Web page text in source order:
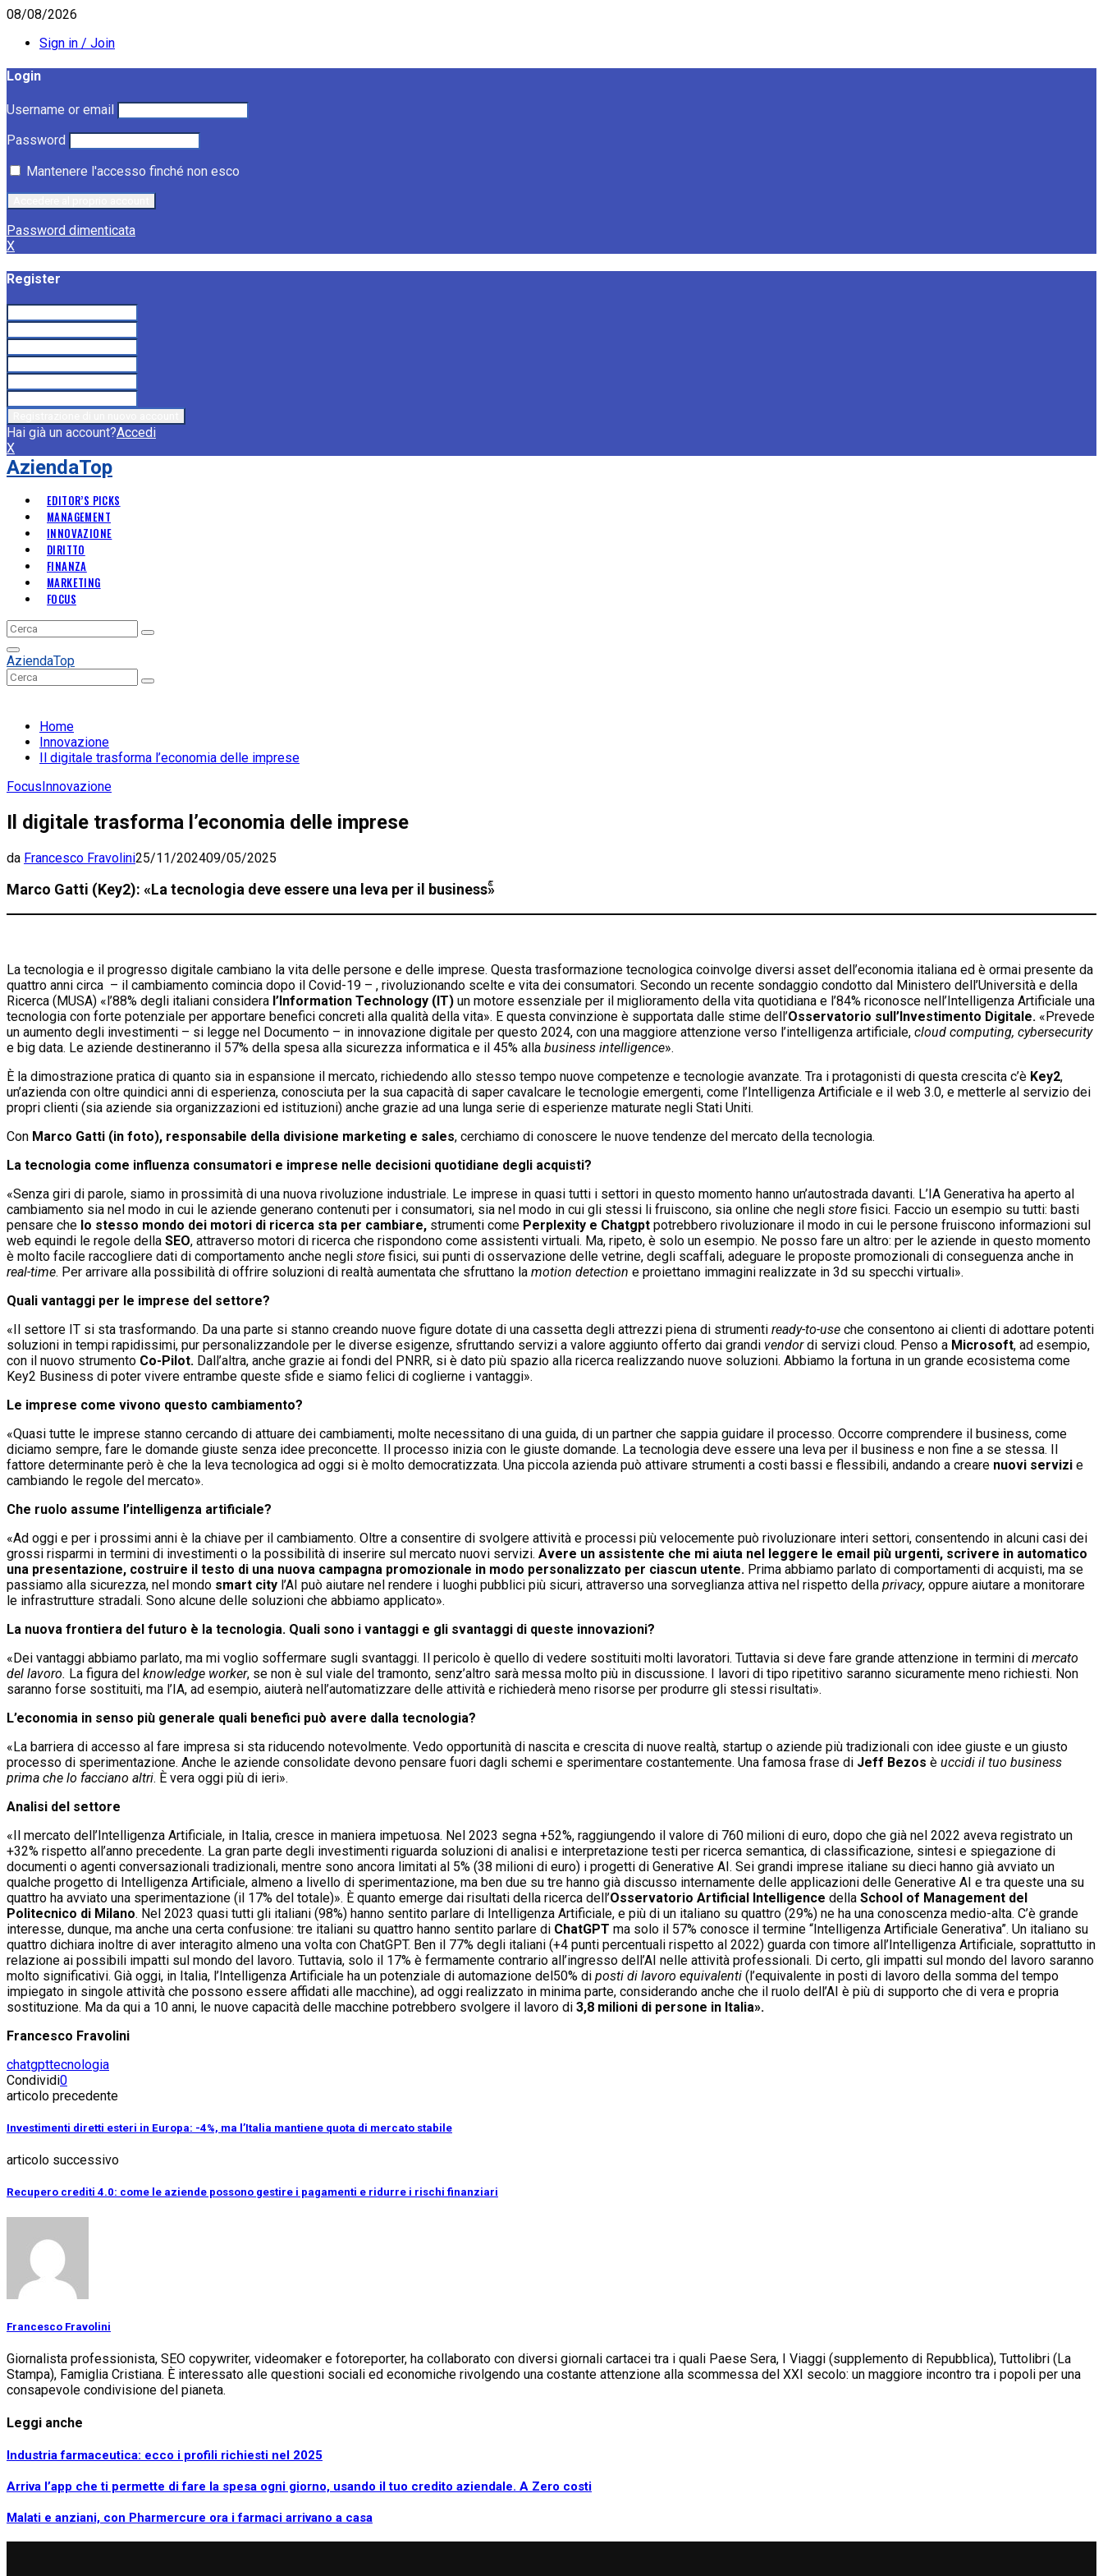
08/08/2026
Sign in / Join
Login
Username or email
Password
Mantenere l'accesso finché non esco
Password dimenticata
X
Register
Hai già un account?Accedi
X
AziendaTop
EDITOR’S PICKS
MANAGEMENT
INNOVAZIONE
DIRITTO
FINANZA
MARKETING
FOCUS
Search
for:
Search
Primary
Menu
AziendaTop
Search
for:
Search
Home
Innovazione
Il digitale trasforma l’economia delle imprese
FocusInnovazione
Il digitale trasforma l’economia delle imprese
da Francesco Fravolini25/11/202409/05/2025
Marco Gatti (Key2): «La tecnologia deve essere una leva per il businessۚ»
La tecnologia e il progresso digitale cambiano la vita delle persone e delle imprese. Questa trasformazione tecnologica coinvolge diversi asset dell’economia italiana ed è ormai presente da
quattro anni circa – il cambiamento comincia dopo il Covid-19 – , rivoluzionando scelte e vita dei consumatori. Secondo un recente sondaggio condotto dal Ministero dell’Università e della
Ricerca (MUSA) «l’88% degli italiani considera l’Information Technology (IT) un motore essenziale per il miglioramento della vita quotidiana e l’84% riconosce nell’Intelligenza Artificiale una
tecnologia con forte potenziale per apportare benefici concreti alla qualità della vita». E questa convinzione è supportata dalle stime dell’Osservatorio sull’Investimento Digitale. «Prevede
un aumento degli investimenti – si legge nel Documento – in innovazione digitale per questo 2024, con una maggiore attenzione verso l’intelligenza artificiale, cloud computing, cybersecurity
e big data. Le aziende destineranno il 57% della spesa alla sicurezza informatica e il 45% alla business intelligence».
È la dimostrazione pratica di quanto sia in espansione il mercato, richiedendo allo stesso tempo nuove competenze e tecnologie avanzate. Tra i protagonisti di questa crescita c’è Key2,
un’azienda con oltre quindici anni di esperienza, conosciuta per la sua capacità di saper cavalcare le tecnologie emergenti, come l’Intelligenza Artificiale e il web 3.0, e metterle al servizio dei
propri clienti (sia aziende sia organizzazioni ed istituzioni) anche grazie ad una lunga serie di esperienze maturate negli Stati Uniti.
Con Marco Gatti (in foto), responsabile della divisione marketing e sales, cerchiamo di conoscere le nuove tendenze del mercato della tecnologia.
La tecnologia come influenza consumatori e imprese nelle decisioni quotidiane degli acquisti?
«Senza giri di parole, siamo in prossimità di una nuova rivoluzione industriale. Le imprese in quasi tutti i settori in questo momento hanno un’autostrada davanti. L’IA Generativa ha aperto al
cambiamento sia nel modo in cui le aziende generano contenuti per i consumatori, sia nel modo in cui gli stessi li fruiscono, sia online che negli store fisici. Faccio un esempio su tutti: basti
pensare che lo stesso mondo dei motori di ricerca sta per cambiare, strumenti come Perplexity e Chatgpt potrebbero rivoluzionare il modo in cui le persone fruiscono informazioni sul
web equindi le regole della SEO, attraverso motori di ricerca che rispondono come assistenti virtuali. Ma, ripeto, è solo un esempio. Ne posso fare un altro: per le aziende in questo momento
è molto facile raccogliere dati di comportamento anche negli store fisici, sui punti di osservazione delle vetrine, degli scaffali, adeguare le proposte promozionali di conseguenza anche in
real-time. Per arrivare alla possibilità di offrire soluzioni di realtà aumentata che sfruttano la motion detection e proiettano immagini realizzate in 3d su specchi virtuali».
Quali vantaggi per le imprese del settore?
«Il settore IT si sta trasformando. Da una parte si stanno creando nuove figure dotate di una cassetta degli attrezzi piena di strumenti ready-to-use che consentono ai clienti di adottare potenti
soluzioni in tempi rapidissimi, pur personalizzandole per le diverse esigenze, sfruttando servizi a valore aggiunto offerto dai grandi vendordi servizi cloud. Penso a Microsoft, ad esempio,
con il nuovo strumento Co-Pilot. Dall’altra, anche grazie ai fondi del PNRR, si è dato più spazio alla ricerca realizzando nuove soluzioni. Abbiamo la fortuna in un grande ecosistema come
Key2 Business di poter vivere entrambe queste sfide e siamo felici di coglierne i vantaggi».
Le imprese come vivono questo cambiamento?
«Quasi tutte le imprese stanno cercando di attuare dei cambiamenti, molte necessitano di una guida, di un partner che sappia guidare il processo. Occorre comprendere il business, come
diciamo sempre, fare le domande giuste senza idee preconcette. Il processo inizia con le giuste domande. La tecnologia deve essere una leva per il business e non fine a se stessa. Il
fattore determinante però è che la leva tecnologica ad oggi si è molto democratizzata. Una piccola azienda può attivare strumenti a costi bassi e flessibili, andando a creare nuovi servizi e
cambiando le regole del mercato».
Che ruolo assume l’intelligenza artificiale?
«Ad oggi e per i prossimi anni è la chiave per il cambiamento. Oltre a consentire di svolgere attività e processi più velocemente può rivoluzionare interi settori, consentendo in alcuni casi dei
grossi risparmi in termini di investimenti o la possibilità di inserire sul mercato nuovi servizi. Avere un assistente che mi aiuta nel leggere le email più urgenti, scrivere in automatico
una presentazione, costruire il testo di una nuova campagna promozionale in modo personalizzato per ciascun utente. Prima abbiamo parlato di comportamenti di acquisti, ma se
passiamo alla sicurezza, nel mondo smart city l’AI può aiutare nel rendere i luoghi pubblici più sicuri, attraverso una sorveglianza attiva nel rispetto della privacy, oppure aiutare a monitorare
le infrastrutture stradali. Sono alcune delle soluzioni che abbiamo applicato».
La nuova frontiera del futuro è la tecnologia. Quali sono i vantaggi e gli svantaggi di queste innovazioni?
«Dei vantaggi abbiamo parlato, ma mi voglio soffermare sugli svantaggi. Il pericolo è quello di vedere sostituiti molti lavoratori. Tuttavia si deve fare grande attenzione in termini di mercato
del lavoro. La figura del knowledge worker, se non è sul viale del tramonto, senz’altro sarà messa molto più in discussione. I lavori di tipo ripetitivo saranno sicuramente meno richiesti. Non
saranno forse sostituiti, ma l’IA, ad esempio, aiuterà nell’automatizzare delle attività e richiederà meno risorse per produrre gli stessi risultati».
L’economia in senso più generale quali benefici può avere dalla tecnologia?
«La barriera di accesso al fare impresa si sta riducendo notevolmente. Vedo opportunità di nascita e crescita di nuove realtà, startup o aziende più tradizionali con idee giuste e un giusto
processo di sperimentazione. Anche le aziende consolidate devono pensare fuori dagli schemi e sperimentare costantemente. Una famosa frase di Jeff Bezos è uccidi il tuo business
prima che lo facciano altri. È vera oggi più di ieri».
Analisi del settore
«Il mercato dell’Intelligenza Artificiale, in Italia, cresce in maniera impetuosa. Nel 2023 segna +52%, raggiungendo il valore di 760 milioni di euro, dopo che già nel 2022 aveva registrato un
+32% rispetto all’anno precedente. La gran parte degli investimenti riguarda soluzioni di analisi e interpretazione testi per ricerca semantica, di classificazione, sintesi e spiegazione di
documenti o agenti conversazionali tradizionali, mentre sono ancora limitati al 5% (38 milioni di euro) i progetti di Generative AI. Sei grandi imprese italiane su dieci hanno già avviato un
qualche progetto di Intelligenza Artificiale, almeno a livello di sperimentazione, ma ben due su tre hanno già discusso internamente delle applicazioni delle Generative AI e tra queste una su
quattro ha avviato una sperimentazione (il 17% del totale)». È quanto emerge dai risultati della ricerca dell’Osservatorio Artificial Intelligence della School of Management del
Politecnico di Milano. Nel 2023 quasi tutti gli italiani (98%) hanno sentito parlare di Intelligenza Artificiale, e più di un italiano su quattro (29%) ne ha una conoscenza medio-alta. C’è grande
interesse, dunque, ma anche una certa confusione: tre italiani su quattro hanno sentito parlare di ChatGPT ma solo il 57% conosce il termine “Intelligenza Artificiale Generativa”. Un italiano su
quattro dichiara inoltre di aver interagito almeno una volta con ChatGPT. Ben il 77% degli italiani (+4 punti percentuali rispetto al 2022) guarda con timore all’Intelligenza Artificiale, soprattutto in
relazione ai possibili impatti sul mondo del lavoro. Tuttavia, solo il 17% è fermamente contrario all’ingresso dell’AI nelle attività professionali. Di certo, gli impatti sul mondo del lavoro saranno
molto significativi. Già oggi, in Italia, l’Intelligenza Artificiale ha un potenziale di automazione del50% di posti di lavoro equivalenti (l’equivalente in posti di lavoro della somma del tempo
impiegato in singole attività che possono essere affidati alle macchine), ad oggi realizzato in minima parte, considerando anche che il ruolo dell’AI è più di supporto che di vera e propria
sostituzione. Ma da qui a 10 anni, le nuove capacità delle macchine potrebbero svolgere il lavoro di 3,8 milioni di persone in Italia».
Francesco Fravolini
chatgpttecnologia
Condividi0
articolo precedente
Investimenti diretti esteri in Europa: -4%, ma l’Italia mantiene quota di mercato stabile
articolo successivo
Recupero crediti 4.0: come le aziende possono gestire i pagamenti e ridurre i rischi finanziari
Francesco Fravolini
Giornalista professionista, SEO copywriter, videomaker e fotoreporter, ha collaborato con diversi giornali cartacei tra i quali Paese Sera, I Viaggi (supplemento di Repubblica), Tuttolibri (La
Stampa), Famiglia Cristiana. È interessato alle questioni sociali ed economiche rivolgendo una costante attenzione alla scommessa del XXI secolo: un maggiore incontro tra i popoli per una
consapevole condivisione del pianeta.
Leggi anche
Industria farmaceutica: ecco i profili richiesti nel 2025
Arriva l’app che ti permette di fare la spesa ogni giorno, usando il tuo credito aziendale. A Zero costi
Malati e anziani, con Pharmercure ora i farmaci arrivano a casa